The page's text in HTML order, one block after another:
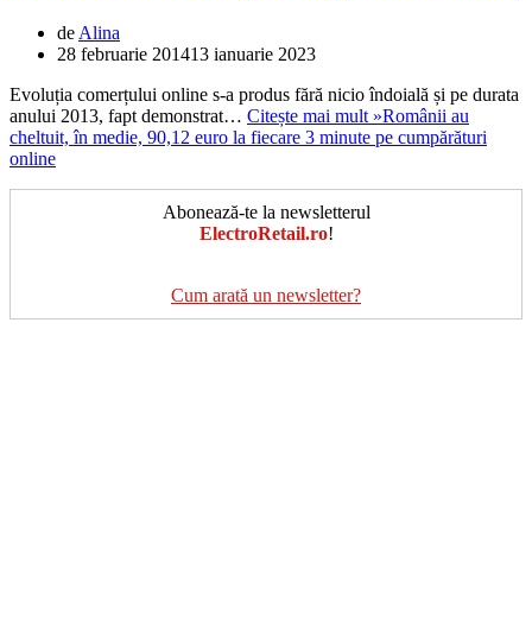
de Alina
28 februarie 201413 ianuarie 2023
Evoluția comerțului online s-a produs fără nicio îndoială și pe durata
anului 2013, fapt demonstrat… Citește mai mult »Românii au
cheltuit, în medie, 90,12 euro la fiecare 3 minute pe cumpărături
online
Abonează-te la newsletterul
ElectroRetail.ro!
Cum arată un newsletter?